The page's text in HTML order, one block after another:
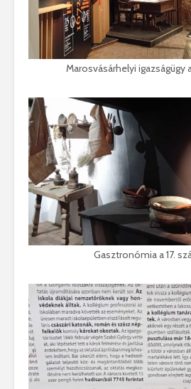
Marosvásárhelyi igazságügy
Gasztronómia a 17.